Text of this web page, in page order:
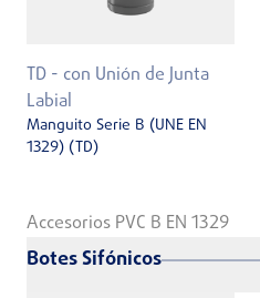
TD - con Unión de Junta
Labial
Manguito Serie B (UNE EN
1329) (TD)
Accesorios PVC B EN 1329
Botes Sifónicos